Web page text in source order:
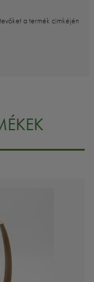
a termék cimkéjén